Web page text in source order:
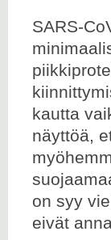
SARS-
kautta
näyttöä,
on syy
eivät